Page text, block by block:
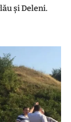
și Deleni.